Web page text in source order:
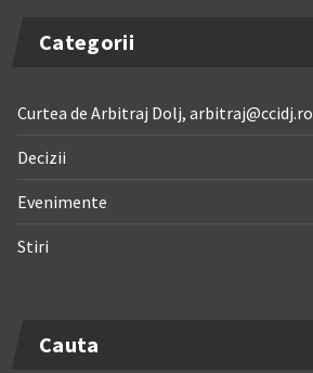
Categorii
Curtea de Arbitraj Dolj, arbitraj@ccidj.ro
Decizii
Evenimente
Stiri
Cauta